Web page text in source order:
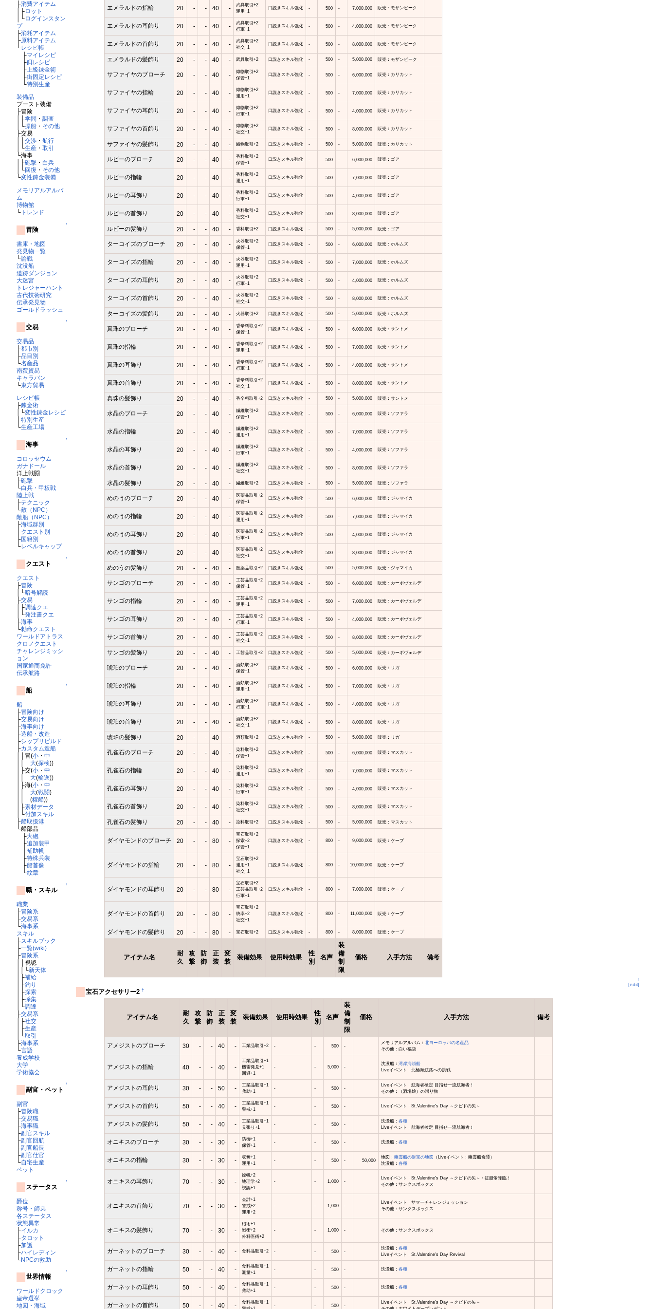
├消費アイテム
│├ロット
│└ログインスタン
プ
├消耗アイテム
├原料アイテム
└レシピ帳
├マイレシピ
├餌レシピ
├上級錬金術
├街固定レシピ
└特別生産
装備品
ブースト装備
├冒険
│├学問 ・ 調査
│└操船・ その他
├交易
│├交渉・ 航行
│└生産・ 取引
└海事
│├砲撃・ 白兵
│└回復 ・ その他
└変性錬金装備
メモリアルアルバ
ム
博物館
└トレンド
↑
冒険
書庫・地図
発見物一覧
└論戦
沈没船
遺跡ダンジョン
大迷宮
トレジャーハント
古代技術研究
伝承発見物
ゴールドラッシュ
↑
交易
交易品
├都市別
├品目別
└名産品
南蛮貿易
キャラバン
└東方貿易
レシピ帳
├錬金術
│└変性錬金レシピ
├特別生産
└生産工場
↑
海事
コロッセウム
ガナドール
洋上戦闘
├砲撃
└白兵・甲板戦
陸上戦
├テクニック
└敵（NPC）
敵船（NPC）
├海域群別
├クエスト別
├国籍別
└レベルキャップ
↑
クエスト
クエスト
├冒険
│└暗号解読
├交易
│├調達クエ
│└発注書クエ
├海事
└勅命クエスト
ワールドアトラス
クロノクエスト
チャレンジミッシ
ョン
国家通商免許
伝承航路
↑
船
船
├冒険向け
├交易向け
├海事向け
├造船・改造
├シップリビルド
├カスタム造船
│├冒(小・ 中
大(探検))
│├交(小・ 中
大(輸送))
│├海(小・ 中
大(戦闘)
││ (櫂船))
│├素材データ
│└付加スキル
├船取扱港
└船部品
├大砲
├追加装甲
├補助帆
├特殊兵装
├船首像
└紋章
↑
職・スキル
職業
├冒険系
├交易系
└海事系
スキル
├スキルブック
├一覧(wiki)
├冒険系
│├視認
││└新天体
│├補給
│├釣り
│├探索
│├採集
│└調達
├交易系
│├社交
│├生産
│└取引
├海事系
└言語
養成学校
大学
学術協会
↑
副官・ペット
副官
├冒険職
├交易職
├海事職
├副官スキル
├副官回航
├副官船長
├副官仕官
└自宅生産
ペット
↑
ステータス
爵位
称号・師弟
各ステータス
状態異常
├イルカ
├タロット
├加護
├ハイレディン
└NPCの救助
↑
世界情報
ワールドクロック
皇帝選挙
地図・海域
アイテム名
耐
久
攻
撃
防
御
正
装
変
装
装備効果 使用時効果
性
別
名声
装
備
制
限
価格 入手方法 備考
エメラルドの指輪 20 - - 40 -
武具取引+2
運用+1
口説きスキル強化 - 500 - 7,000,000 販売：モザンビーク
エメラルドの耳飾り 20 - - 40 -
武具取引+2
行軍+1
口説きスキル強化 - 500 - 4,000,000 販売：モザンビーク
エメラルドの首飾り 20 - - 40 -
武具取引+2
社交+1
口説きスキル強化 - 500 - 8,000,000 販売：モザンビーク
エメラルドの髪飾り 20 - - 40 - 武具取引+2 口説きスキル強化 - 500 - 5,000,000 販売：モザンビーク
サファイヤのブローチ 20 - - 40 -
織物取引+2
保管+1
口説きスキル強化 - 500 - 6,000,000 販売：カリカット
サファイヤの指輪 20 - - 40 -
織物取引+2
運用+1
口説きスキル強化 - 500 - 7,000,000 販売：カリカット
サファイヤの耳飾り 20 - - 40 -
織物取引+2
行軍+1
口説きスキル強化 - 500 - 4,000,000 販売：カリカット
サファイヤの首飾り 20 - - 40 -
織物取引+2
社交+1
口説きスキル強化 - 500 - 8,000,000 販売：カリカット
サファイヤの髪飾り 20 - - 40 - 織物取引+2 口説きスキル強化 - 500 - 5,000,000 販売：カリカット
ルビーのブローチ 20 - - 40 -
香料取引+2
保管+1
口説きスキル強化 - 500 - 6,000,000 販売：ゴア
ルビーの指輪 20 - - 40 -
香料取引+2
運用+1
口説きスキル強化 - 500 - 7,000,000 販売：ゴア
ルビーの耳飾り 20 - - 40 -
香料取引+2
行軍+1
口説きスキル強化 - 500 - 4,000,000 販売：ゴア
ルビーの首飾り 20 - - 40 -
香料取引+2
社交+1
口説きスキル強化 - 500 - 8,000,000 販売：ゴア
ルビーの髪飾り 20 - - 40 - 香料取引+2 口説きスキル強化 - 500 - 5,000,000 販売：ゴア
ターコイズのブローチ 20 - - 40 -
火器取引+2
保管+1
口説きスキル強化 - 500 - 6,000,000 販売：ホルムズ
ターコイズの指輪 20 - - 40 -
火器取引+2
運用+1
口説きスキル強化 - 500 - 7,000,000 販売：ホルムズ
ターコイズの耳飾り 20 - - 40 -
火器取引+2
行軍+1
口説きスキル強化 - 500 - 4,000,000 販売：ホルムズ
ターコイズの首飾り 20 - - 40 -
火器取引+2
社交+1
口説きスキル強化 - 500 - 8,000,000 販売：ホルムズ
ターコイズの髪飾り 20 - - 40 - 火器取引+2 口説きスキル強化 - 500 - 5,000,000 販売：ホルムズ
真珠のブローチ 20 - - 40 -
香辛料取引+2
保管+1
口説きスキル強化 - 500 - 6,000,000 販売：サントメ
真珠の指輪 20 - - 40 -
香辛料取引+2
運用+1
口説きスキル強化 - 500 - 7,000,000 販売：サントメ
真珠の耳飾り 20 - - 40 -
香辛料取引+2
行軍+1
口説きスキル強化 - 500 - 4,000,000 販売：サントメ
真珠の首飾り 20 - - 40 -
香辛料取引+2
社交+1
口説きスキル強化 - 500 - 8,000,000 販売：サントメ
真珠の髪飾り 20 - - 40 - 香辛料取引+2 口説きスキル強化 - 500 - 5,000,000 販売：サントメ
水晶のブローチ 20 - - 40 -
繊維取引+2
保管+1
口説きスキル強化 - 500 - 6,000,000 販売：ソファラ
水晶の指輪 20 - - 40 -
繊維取引+2
運用+1
口説きスキル強化 - 500 - 7,000,000 販売：ソファラ
水晶の耳飾り 20 - - 40 -
繊維取引+2
行軍+1
口説きスキル強化 - 500 - 4,000,000 販売：ソファラ
水晶の首飾り 20 - - 40 -
繊維取引+2
社交+1
口説きスキル強化 - 500 - 8,000,000 販売：ソファラ
水晶の髪飾り 20 - - 40 - 繊維取引+2 口説きスキル強化 - 500 - 5,000,000 販売：ソファラ
めのうのブローチ 20 - - 40 -
医薬品取引+2
保管+1
口説きスキル強化 - 500 - 6,000,000 販売：ジャマイカ
めのうの指輪 20 - - 40 -
医薬品取引+2
運用+1
口説きスキル強化 - 500 - 7,000,000 販売：ジャマイカ
めのうの耳飾り 20 - - 40 -
医薬品取引+2
行軍+1
口説きスキル強化 - 500 - 4,000,000 販売：ジャマイカ
めのうの首飾り 20 - - 40 -
医薬品取引+2
社交+1
口説きスキル強化 - 500 - 8,000,000 販売：ジャマイカ
めのうの髪飾り 20 - - 40 - 医薬品取引+2 口説きスキル強化 - 500 - 5,000,000 販売：ジャマイカ
サンゴのブローチ 20 - - 40 -
工芸品取引+2
保管+1
口説きスキル強化 - 500 - 6,000,000 販売：カーボヴェルデ
サンゴの指輪 20 - - 40 -
工芸品取引+2
運用+1
口説きスキル強化 - 500 - 7,000,000 販売：カーボヴェルデ
サンゴの耳飾り 20 - - 40 -
工芸品取引+2
行軍+1
口説きスキル強化 - 500 - 4,000,000 販売：カーボヴェルデ
サンゴの首飾り 20 - - 40 -
工芸品取引+2
社交+1
口説きスキル強化 - 500 - 8,000,000 販売：カーボヴェルデ
サンゴの髪飾り 20 - - 40 - 工芸品取引+2 口説きスキル強化 - 500 - 5,000,000 販売：カーボヴェルデ
琥珀のブローチ 20 - - 40 -
酒類取引+2
保管+1
口説きスキル強化 - 500 - 6,000,000 販売：リガ
琥珀の指輪 20 - - 40 -
酒類取引+2
運用+1
口説きスキル強化 - 500 - 7,000,000 販売：リガ
琥珀の耳飾り 20 - - 40 -
酒類取引+2
行軍+1
口説きスキル強化 - 500 - 4,000,000 販売：リガ
琥珀の首飾り 20 - - 40 -
酒類取引+2
社交+1
口説きスキル強化 - 500 - 8,000,000 販売：リガ
琥珀の髪飾り 20 - - 40 - 酒類取引+2 口説きスキル強化 - 500 - 5,000,000 販売：リガ
孔雀石のブローチ 20 - - 40 -
染料取引+2
保管+1
口説きスキル強化 - 500 - 6,000,000 販売：マスカット
孔雀石の指輪 20 - - 40 -
染料取引+2
運用+1
口説きスキル強化 - 500 - 7,000,000 販売：マスカット
孔雀石の耳飾り 20 - - 40 -
染料取引+2
行軍+1
口説きスキル強化 - 500 - 4,000,000 販売：マスカット
孔雀石の首飾り 20 - - 40 -
染料取引+2
社交+1
口説きスキル強化 - 500 - 8,000,000 販売：マスカット
孔雀石の髪飾り 20 - - 40 - 染料取引+2 口説きスキル強化 - 500 - 5,000,000 販売：マスカット
ダイヤモンドのブローチ 20 - - 80 -
宝石取引+2
探索+2
保管+1
口説きスキル強化 - 800 - 9,000,000 販売：ケープ
ダイヤモンドの指輪 20 - - 80 -
宝石取引+2
運用+1
社交+1
口説きスキル強化 - 800 - 10,000,000 販売：ケープ
ダイヤモンドの耳飾り 20 - - 80 -
宝石取引+2
工芸品取引+2
行軍+1
口説きスキル強化 - 800 - 7,000,000 販売：ケープ
ダイヤモンドの首飾り 20 - - 80 -
宝石取引+2
統率+2
社交+1
口説きスキル強化 - 800 - 11,000,000 販売：ケープ
ダイヤモンドの髪飾り 20 - - 80 - 宝石取引+2 口説きスキル強化 - 800 - 8,000,000 販売：ケープ
↑
[edit]
宝石アクセサリー2 †
アイテム名
耐
久
攻
撃
防
御
正
装
変
装
装備効果 使用時効果
性
別
名声
装
備
制
限
価格 入手方法 備考
アメジストのブローチ 30 - - 40 - 工業品取引+2 - - 500 -
メモリアルアルバム：北ヨーロッパの名産品
その他：白い福袋
アメジストの指輪 40 - - 40 -
工業品取引+1
機雷発見+1
回避+1
- - 5,000 -
沈没船：湾岸海賊船
Liveイベント：北極海航路への挑戦
アメジストの耳飾り 30 - - 50 -
工業品取引+1
救助+1
- - 500 -
Liveイベント：航海者検定 目指せ一流航海者！
その他：（酒場娘）の贈り物
アメジストの首飾り 50 - - 40 -
工業品取引+1
警戒+1
- - 500 - Liveイベント：St.Valentine's Day ～クピドの矢～
アメジストの髪飾り 50 - - 40 -
工業品取引+1
見張り+1
- - 500 -
沈没船：各種
Liveイベント：航海者検定 目指せ一流航海者！
オニキスのブローチ 30 - - 30 -
防御+1
保管+1
- - 500 - 沈没船：各種
オニキスの指輪 30 - - 30 -
収奪+1
運用+1
- - 500 - 50,000
地図：幽霊船の財宝の地図 （Liveイベント：幽霊船奇譚）
沈没船：各種
オニキスの耳飾り 70 - - 30 -
操帆+2
地理学+2
視認+1
- - 1,000 -
Liveイベント：St.Valentine's Day ～クピドの矢～・征服帝降臨！
その他：サンクスボックス
オニキスの首飾り 70 - - 30 -
会計+1
警戒+2
運用+2
- - 1,000 -
Liveイベント：サマーチャレンジミッション
その他：サンクスボックス
オニキスの髪飾り 70 - - 30 -
砲術+1
戦術+2
外科医術+2
- - 1,000 - その他：サンクスボックス
ガーネットのブローチ 30 - - 40 - 食料品取引+2 - - 500 -
沈没船：各種
Liveイベント：St.Valentine's Day Revival
ガーネットの指輪 50 - - 40 -
食料品取引+1
測量+1
- - 500 - 沈没船：各種
ガーネットの耳飾り 50 - - 40 -
食料品取引+1
救助+1
- - 500 - 沈没船：各種
ガーネットの首飾り 50 - - 40 -
食料品取引+1
- - 500 -
Liveイベント：St.Valentine's Day ～クピドの矢～